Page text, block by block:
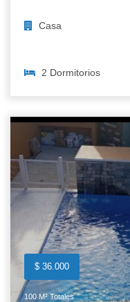
Casa
2 Dormitorios
$ 36.000
100 M² Totales